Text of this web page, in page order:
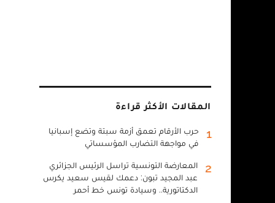
المقالات الأكثر قراءة
1
حرب الأرقام تعمق أزمة سبتة وتضع إسبانيا
في مواجهة التضارب المؤسساتي
2
المعارضة التونسية تراسل الرئيس الجزائري
عبد المجيد تبون: دعمك لقيس سعيد يكرس
الدكتاتورية.. وسيادة تونس خط أحمر